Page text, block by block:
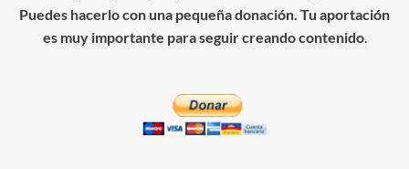
Puedes hacerlo con una pequeña donación. Tu aportación
es muy importante para seguir creando contenido.